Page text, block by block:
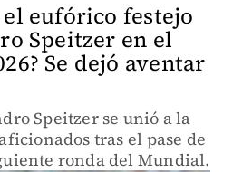
el eufórico festejo
Speitzer en el
Se dejó aventar
Speitzer se unió a la
tras el pase de
ronda del Mundial.